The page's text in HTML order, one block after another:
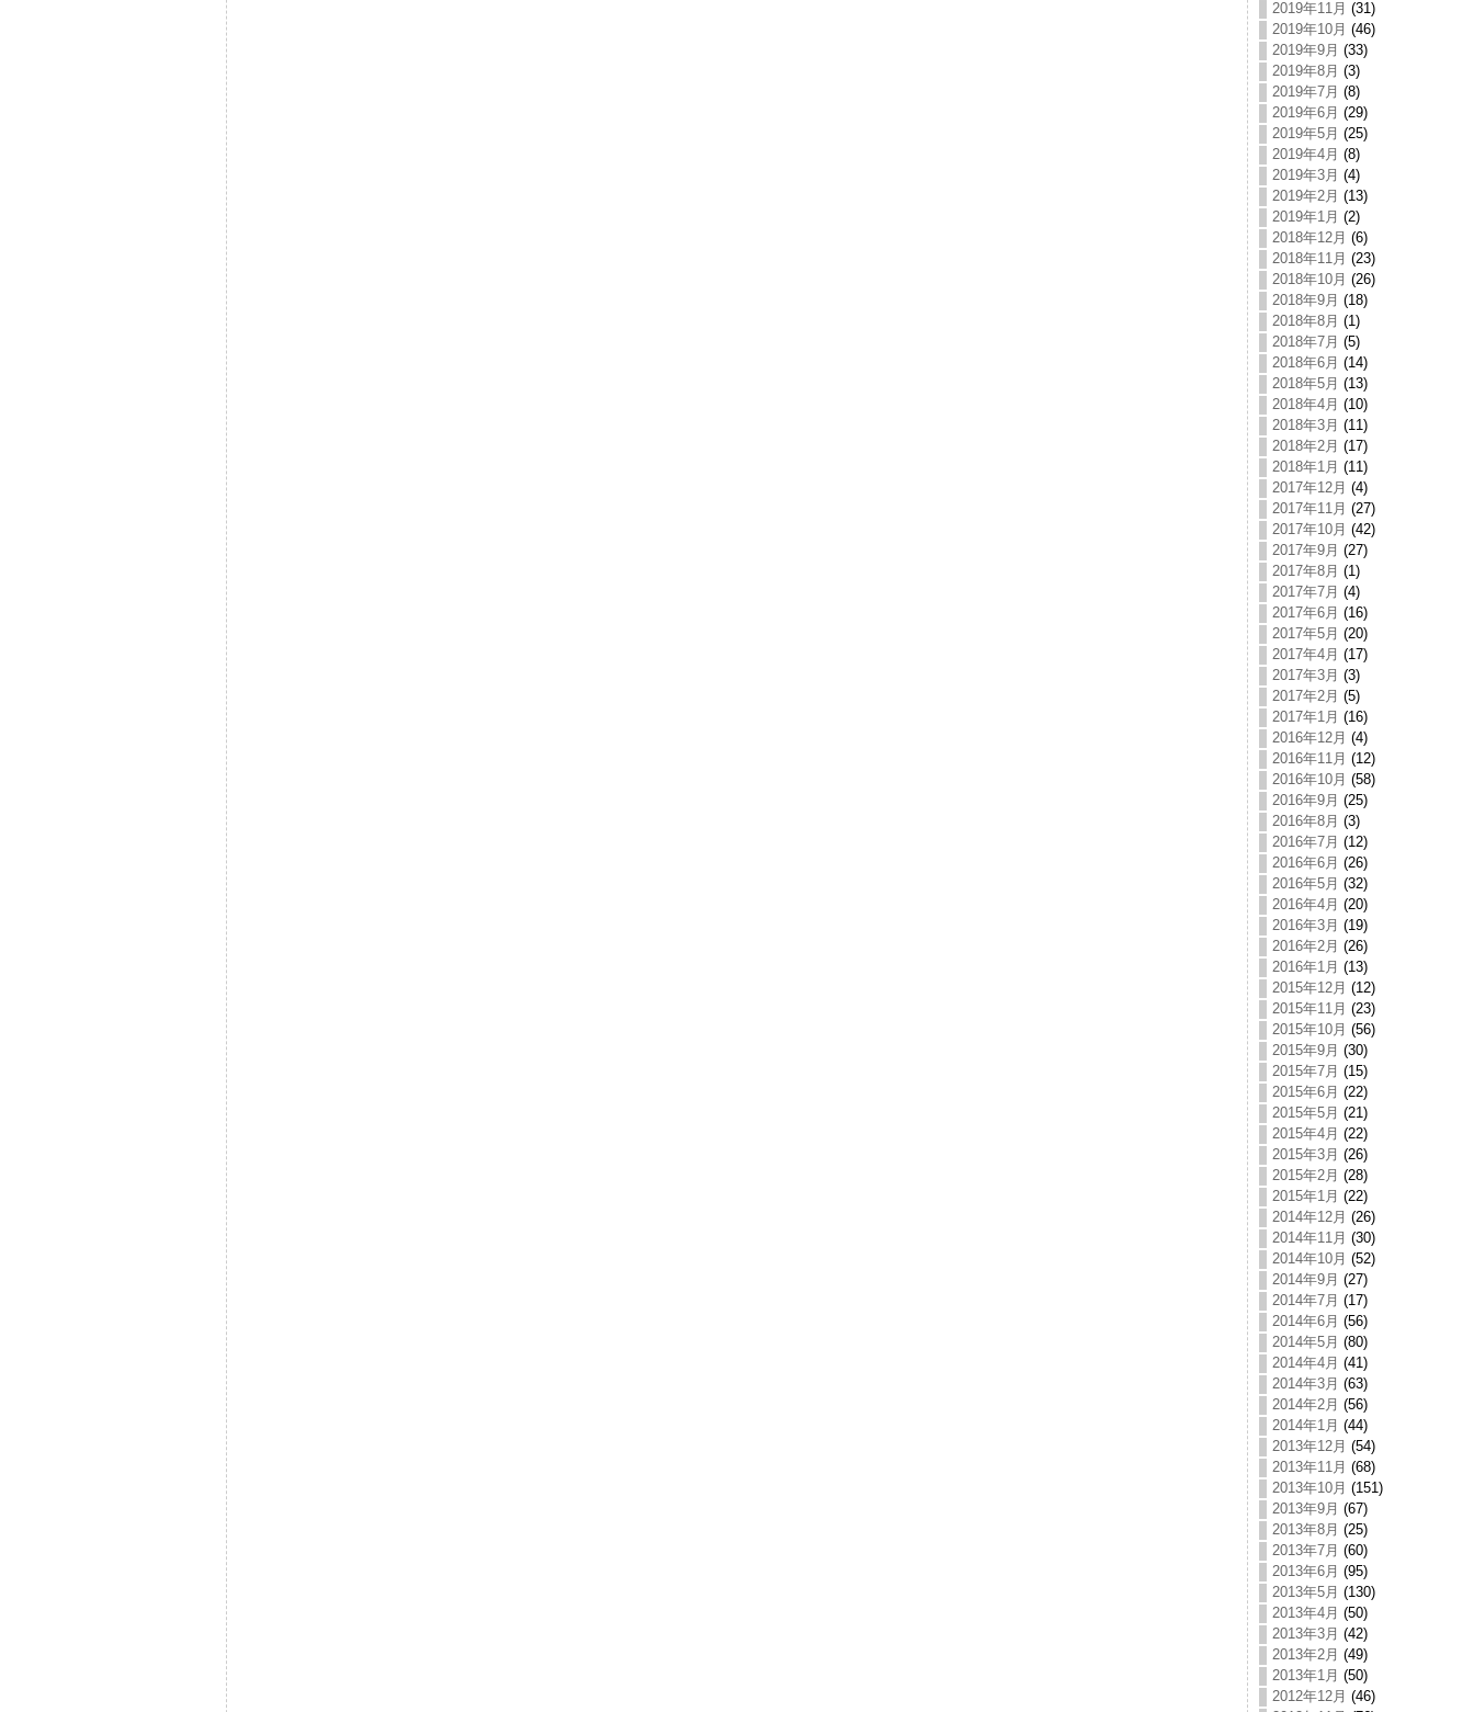
2019年11月 (31)
2019年10月 (46)
2019年9月 (33)
2019年8月 (3)
2019年7月 (8)
2019年6月 (29)
2019年5月 (25)
2019年4月 (8)
2019年3月 (4)
2019年2月 (13)
2019年1月 (2)
2018年12月 (6)
2018年11月 (23)
2018年10月 (26)
2018年9月 (18)
2018年8月 (1)
2018年7月 (5)
2018年6月 (14)
2018年5月 (13)
2018年4月 (10)
2018年3月 (11)
2018年2月 (17)
2018年1月 (11)
2017年12月 (4)
2017年11月 (27)
2017年10月 (42)
2017年9月 (27)
2017年8月 (1)
2017年7月 (4)
2017年6月 (16)
2017年5月 (20)
2017年4月 (17)
2017年3月 (3)
2017年2月 (5)
2017年1月 (16)
2016年12月 (4)
2016年11月 (12)
2016年10月 (58)
2016年9月 (25)
2016年8月 (3)
2016年7月 (12)
2016年6月 (26)
2016年5月 (32)
2016年4月 (20)
2016年3月 (19)
2016年2月 (26)
2016年1月 (13)
2015年12月 (12)
2015年11月 (23)
2015年10月 (56)
2015年9月 (30)
2015年7月 (15)
2015年6月 (22)
2015年5月 (21)
2015年4月 (22)
2015年3月 (26)
2015年2月 (28)
2015年1月 (22)
2014年12月 (26)
2014年11月 (30)
2014年10月 (52)
2014年9月 (27)
2014年7月 (17)
2014年6月 (56)
2014年5月 (80)
2014年4月 (41)
2014年3月 (63)
2014年2月 (56)
2014年1月 (44)
2013年12月 (54)
2013年11月 (68)
2013年10月 (151)
2013年9月 (67)
2013年8月 (25)
2013年7月 (60)
2013年6月 (95)
2013年5月 (130)
2013年4月 (50)
2013年3月 (42)
2013年2月 (49)
2013年1月 (50)
2012年12月 (46)